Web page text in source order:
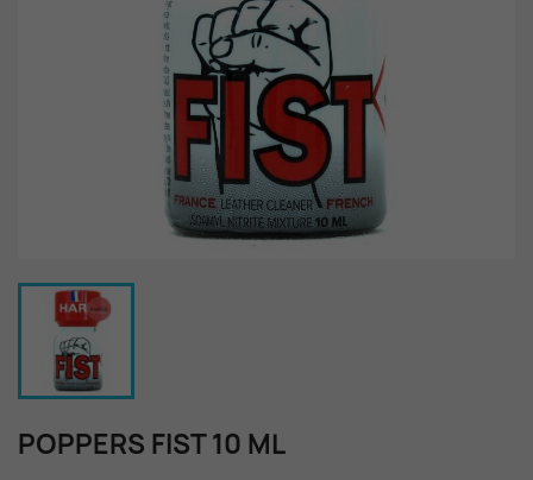
POPPERS FIST 10 ML